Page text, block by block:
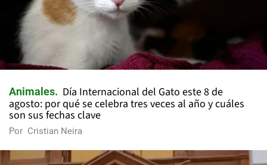
Animales
Día Internacional del Gato este 8 de
agosto: por qué se celebra tres veces al año y cuáles
son sus fechas clave
Por Cristian Neira